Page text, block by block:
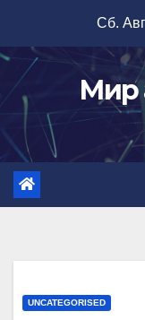
содержимому
Сб.
Мир
UNCATEGORISED